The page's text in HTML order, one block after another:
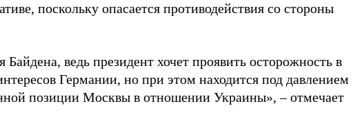
поскольку опасается противодействия со стороны
ведь президент хочет проявить осторожность в
Германии, но при этом находится под давлением
позиции Москвы в отношении Украины», – отмечает